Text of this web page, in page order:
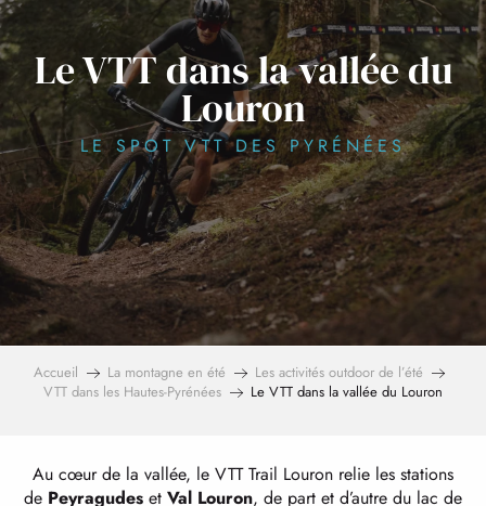
Le VTT dans la vallée du
Louron
LE SPOT VTT DES PYRÉNÉES
Accueil La montagne en été
Les activités outdoor de l’été
VTT dans les Hautes-Pyrénées
Le VTT dans la vallée du Louron
Au cœur de la vallée, le VTT Trail Louron relie les stations
de Peyragudes et Val Louron, de part et d’autre du lac de